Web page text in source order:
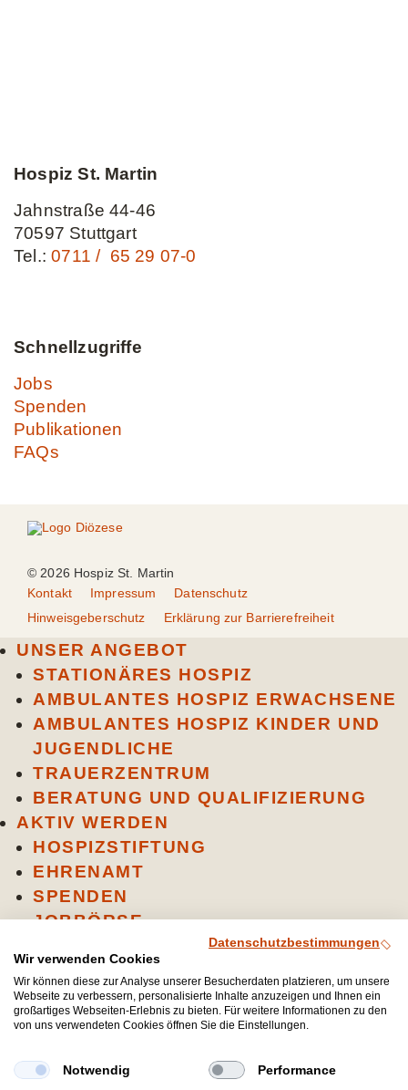
Hospiz St. Martin
Jahnstraße 44-46
70597 Stuttgart
Tel.:0711 / 65 29 07-0
Schnellzugriffe
Jobs
Spenden
Publikationen
FAQs
© 2026 Hospiz St. Martin
Kontakt
Impressum
Datenschutz
Hinweisgeberschutz
Erklärung zur Barrierefreiheit
UNSER ANGEBOT
STATIONÄRES HOSPIZ
AMBULANTES HOSPIZ ERWACHSENE
AMBULANTES HOSPIZ KINDER UND
JUGENDLICHE
TRAUERZENTRUM
BERATUNG UND QUALIFIZIERUNG
AKTIV WERDEN
HOSPIZSTIFTUNG
EHRENAMT
SPENDEN
JOBBÖRSE
AKTUELLES
TEAM
VERANSTALTUNGEN
PUBLIKATIONEN
Datenschutzbestimmungen
Wir verwenden Cookies
Wir können diese zur Analyse unserer Besucherdaten platzieren, um unsere
Webseite zu verbessern, personalisierte Inhalte anzuzeigen und Ihnen ein
großartiges Webseiten-Erlebnis zu bieten. Für weitere Informationen zu den
von uns verwendeten Cookies öffnen Sie die Einstellungen.
Notwendig Performance